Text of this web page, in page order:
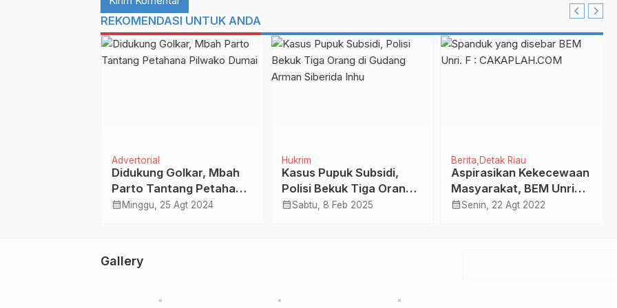
REKOMENDASI UNTUK ANDA
Advertorial
Didukung Golkar, Mbah
Parto Tantang Petahana
Pilwako Dumai
calendar_month Minggu, 25 Agt 2024
Hukrim
Kasus Pupuk Subsidi,
Polisi Bekuk Tiga Orang
di Gudang Arman
calendar_monthSabtu, 8 Feb 2025
Berita Detak Riau
Aspirasikan Kekecewaan
Masyarakat, BEM Unri
Sebar Spanduk Protes
calendar_monthSenin, 22 Agt 2022
Gallery